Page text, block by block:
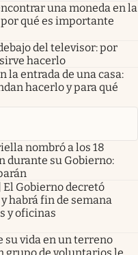
una moneda en la
qué es importante
del televisor: por
hacerlo
la entrada de una casa:
hacerlo y para qué
nombró a los 18
durante su Gobierno:
Gobierno decretó
habrá fin de semana
y oficinas
su vida en un terreno